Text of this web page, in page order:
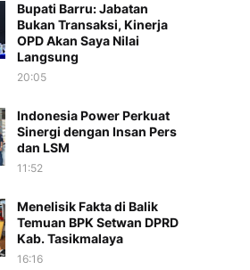
Bupati Barru: Jabatan
Bukan Transaksi, Kinerja
OPD Akan Saya Nilai
Langsung
20:05
Indonesia Power Perkuat
Sinergi dengan Insan Pers
dan LSM
11:52
Menelisik Fakta di Balik
Temuan BPK Setwan DPRD
Kab. Tasikmalaya
16:16